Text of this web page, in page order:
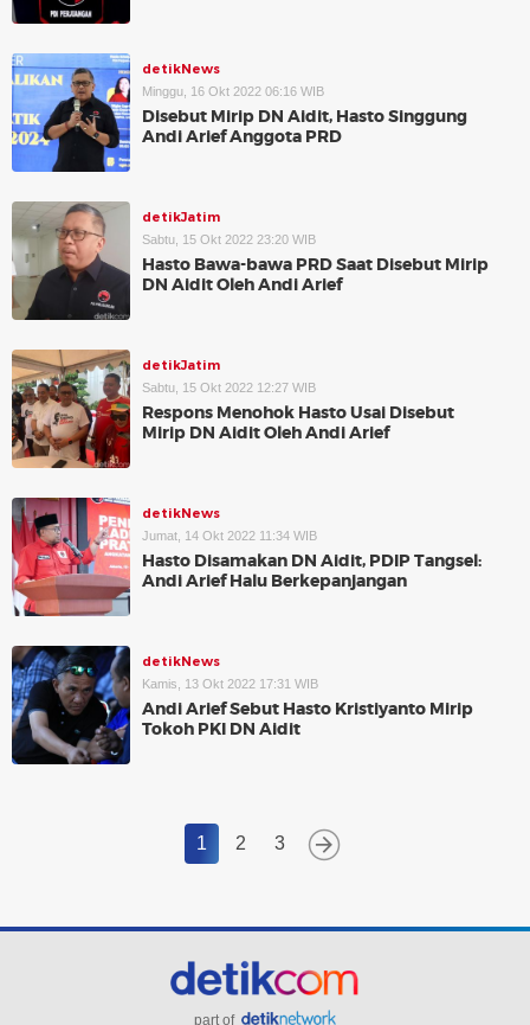
detikNews
Minggu, 16 Okt 2022 06:16 WIB
Disebut Mirip DN Aidit, Hasto Singgung
Andi Arief Anggota PRD
detikJatim
Sabtu, 15 Okt 2022 23:20 WIB
Hasto Bawa-bawa PRD Saat Disebut Mirip
DN Aidit Oleh Andi Arief
detikJatim
Sabtu, 15 Okt 2022 12:27 WIB
Respons Menohok Hasto Usai Disebut
Mirip DN Aidit Oleh Andi Arief
detikNews
Jumat, 14 Okt 2022 11:34 WIB
Hasto Disamakan DN Aidit, PDIP Tangsel:
Andi Arief Halu Berkepanjangan
detikNews
Kamis, 13 Okt 2022 17:31 WIB
Andi Arief Sebut Hasto Kristiyanto Mirip
Tokoh PKI DN Aidit
1 2 3
part of